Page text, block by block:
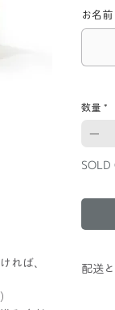
れば、
お名
数量 *
SOLD
配送